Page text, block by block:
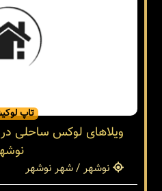
تاپ
ویلاهای لوکس ساحلی